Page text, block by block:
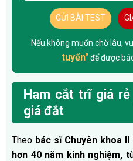
GỬI BÀI TEST
Nếu không muốn chờ lâu,
tuyến" để được
Ham cắt trĩ giá rẻ
giá đắt
Theo bác sĩ Chuyên khoa
hơn 40 năm kinh nghiệm,